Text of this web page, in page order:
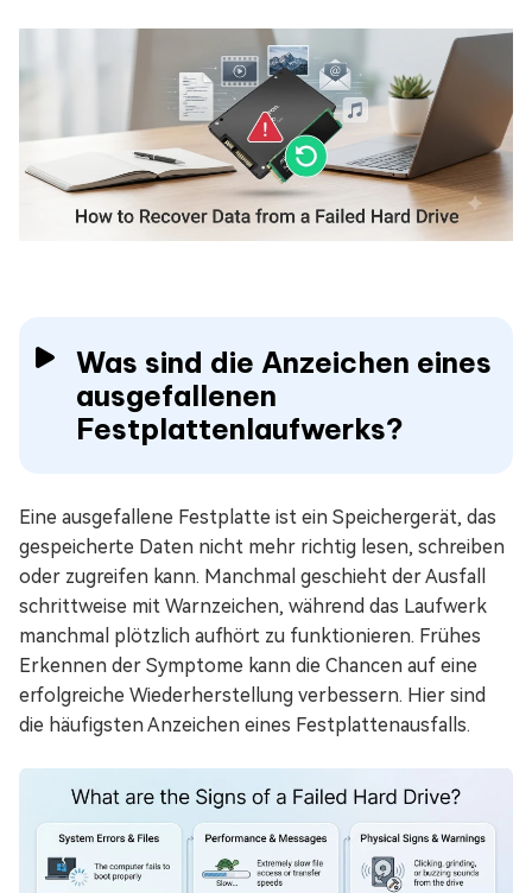
Was sind die Anzeichen eines
ausgefallenen
Festplattenlaufwerks?
Eine ausgefallene Festplatte ist ein Speichergerät, das
gespeicherte Daten nicht mehr richtig lesen, schreiben
oder zugreifen kann. Manchmal geschieht der Ausfall
schrittweise mit Warnzeichen, während das Laufwerk
manchmal plötzlich aufhört zu funktionieren. Frühes
Erkennen der Symptome kann die Chancen auf eine
erfolgreiche Wiederherstellung verbessern. Hier sind
die häufigsten Anzeichen eines Festplattenausfalls.